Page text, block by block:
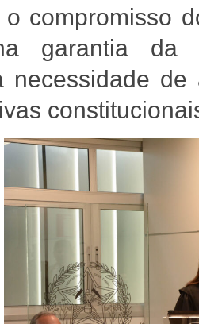
compromisso
garantia da
necessidade